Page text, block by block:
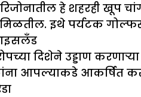
हे शहरही खूप
मिळतील. इथे पर्यटक
दिशेने उड्डाण
आपल्याकडे आकर्षित करते.